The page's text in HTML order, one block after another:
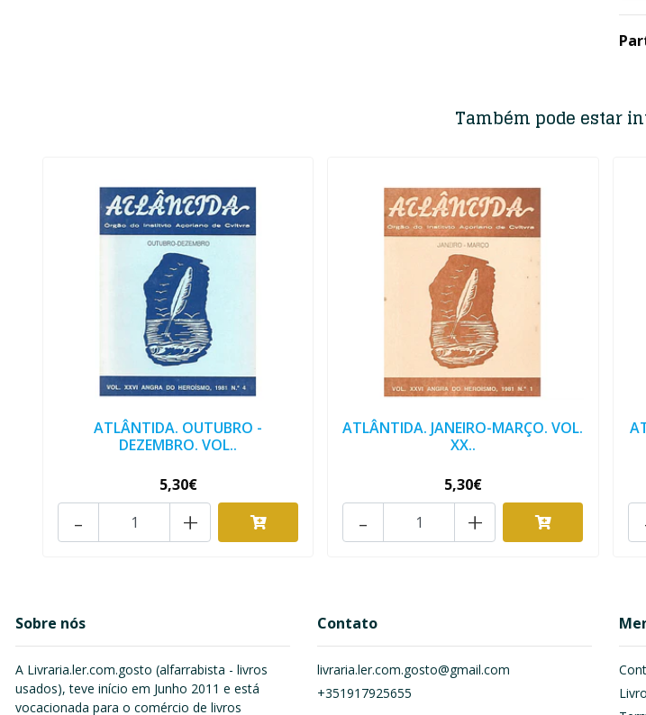
Também pode estar
ATLÂNTIDA. OUTUBRO -
DEZEMBRO. VOL..
5,30€
+
-
ATLÂNTIDA. JANEIRO-MARÇO. VOL.
XX..
5,30€
+
-
Sobre nós
A Livraria.ler.com.gosto (alfarrabista - livros
usados), teve início em Junho 2011 e está
vocacionada para o comércio de livros
Contato
livraria.ler.com.gosto@gmail.com
+351917925655